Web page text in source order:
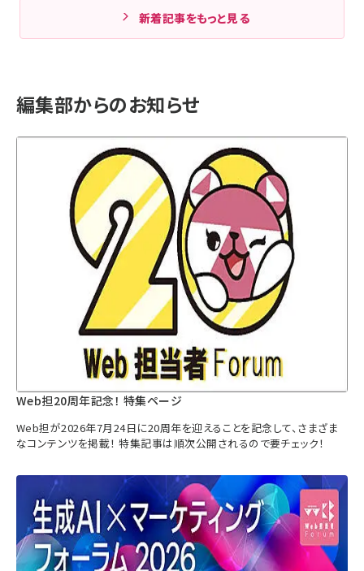
新着記事をもっと見る
編集部からのお知らせ
Web担20周年記念！ 特集ページ
Web担が2026年7月24日に20周年を迎えることを記念して、さまざま
なコンテンツを掲載！ 特集記事は順次公開されるので要チェック！